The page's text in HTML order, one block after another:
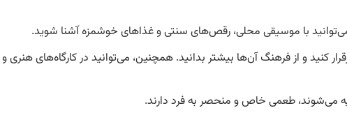
کنید و از فرهنگ آن‌ها بیشتر بدانید. همچنین، می‌توانید در کارگاه‌های هنری و
می‌شوند، طعمی خاص و منحصر به فرد دارند.